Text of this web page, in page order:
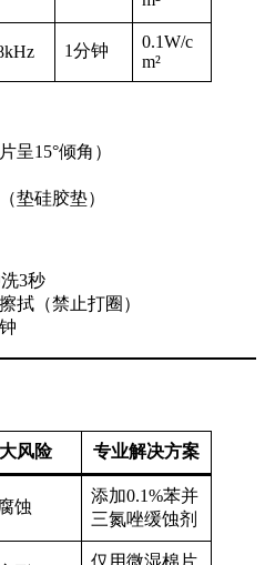
1分钟
0.1W/c
m²
呈15°倾角）
垫硅胶垫）
3秒
拭（禁止打圈）
风险 专业解决方案
蚀
添加0.1%苯并
三氮唑缓蚀剂
仅用微湿棉片